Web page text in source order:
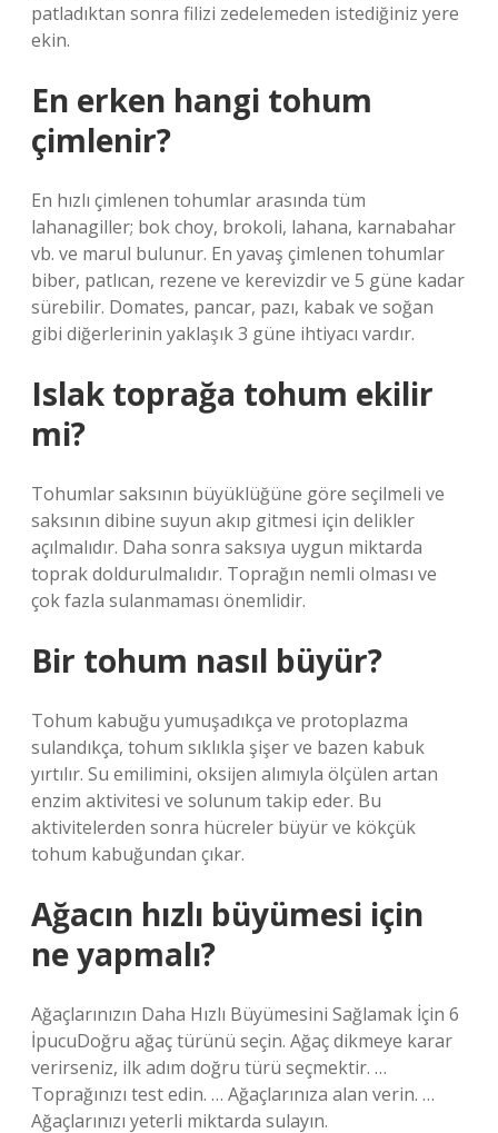
patladıktan sonra filizi zedelemeden istediğiniz yere
ekin.
En erken hangi tohum
çimlenir?
En hızlı çimlenen tohumlar arasında tüm
lahanagiller; bok choy, brokoli, lahana, karnabahar
vb. ve marul bulunur. En yavaş çimlenen tohumlar
biber, patlıcan, rezene ve kerevizdir ve 5 güne kadar
sürebilir. Domates, pancar, pazı, kabak ve soğan
gibi diğerlerinin yaklaşık 3 güne ihtiyacı vardır.
Islak toprağa tohum ekilir
mi?
Tohumlar saksının büyüklüğüne göre seçilmeli ve
saksının dibine suyun akıp gitmesi için delikler
açılmalıdır. Daha sonra saksıya uygun miktarda
toprak doldurulmalıdır. Toprağın nemli olması ve
çok fazla sulanmaması önemlidir.
Bir tohum nasıl büyür?
Tohum kabuğu yumuşadıkça ve protoplazma
sulandıkça, tohum sıklıkla şişer ve bazen kabuk
yırtılır. Su emilimini, oksijen alımıyla ölçülen artan
enzim aktivitesi ve solunum takip eder. Bu
aktivitelerden sonra hücreler büyür ve kökçük
tohum kabuğundan çıkar.
Ağacın hızlı büyümesi için
ne yapmalı?
Ağaçlarınızın Daha Hızlı Büyümesini Sağlamak İçin 6
İpucuDoğru ağaç türünü seçin. Ağaç dikmeye karar
verirseniz, ilk adım doğru türü seçmektir. …
Toprağınızı test edin. … Ağaçlarınıza alan verin. …
Ağaçlarınızı yeterli miktarda sulayın.